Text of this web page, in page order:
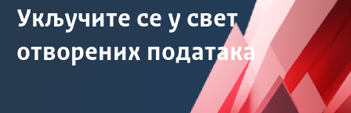
Укључите се у свет
отворених података